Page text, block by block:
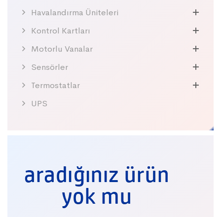
Havalandırma Üniteleri
Kontrol Kartları
Motorlu Vanalar
Sensörler
Termostatlar
UPS